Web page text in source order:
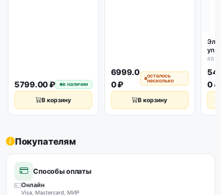
5799.00 ₽ в наличии
В корзину
6999.0
0 ₽
осталось
несколько
В корзину
0 ₽
Покупателям
Способы оплаты
Онлайн
Visa, Mastercard, МИР